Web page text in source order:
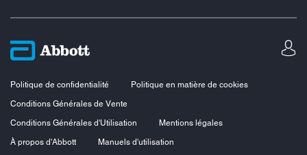
Politique de confidentialité
Politique en matière de cookies
Conditions Générales de Vente
Conditions Générales d'Utilisation
Mentions légales
À propos d'Abbott
Manuels d'utilisation